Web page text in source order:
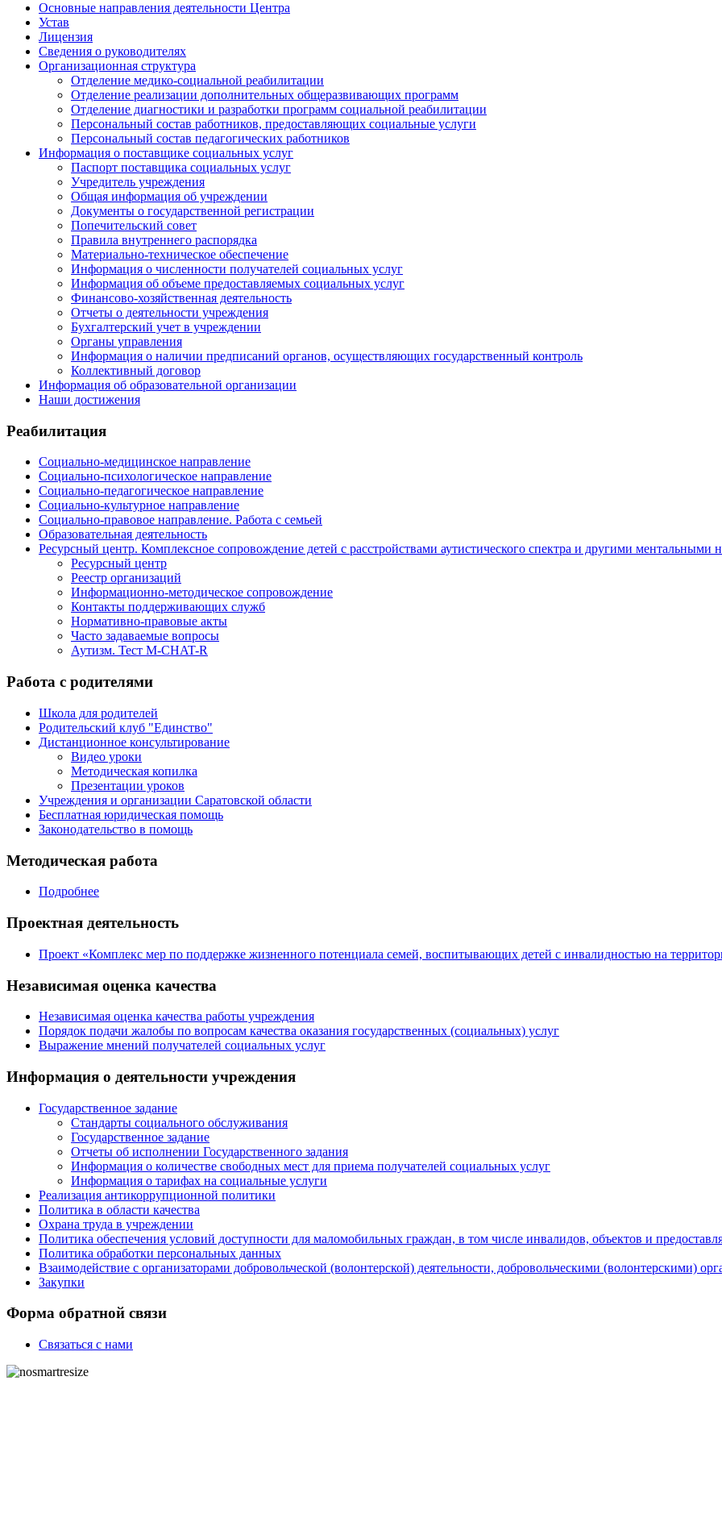
Основные направления деятельности Центра
Устав
Лицензия
Сведения о руководителях
Организационная структура
Отделение медико-социальной реабилитации
Отделение реализации дополнительных общеразвивающих программ
Отделение диагностики и разработки программ социальной реабилитации
Персональный состав работников, предоставляющих социальные услуги
Персональный состав педагогических работников
Информация о поставщике социальных услуг
Паспорт поставщика социальных услуг
Учредитель учреждения
Общая информация об учреждении
Документы о государственной регистрации
Попечительский совет
Правила внутреннего распорядка
Материально-техническое обеспечение
Информация о численности получателей социальных услуг
Информация об объеме предоставляемых социальных услуг
Финансово-хозяйственная деятельность
Отчеты о деятельности учреждения
Бухгалтерский учет в учреждении
Органы управления
Информация о наличии предписаний органов, осуществляющих государственный контроль
Коллективный договор
Информация об образовательной организации
Наши достижения
Реабилитация
Социально-медицинское направление
Социально-психологическое направление
Социально-педагогическое направление
Социально-культурное направление
Социально-правовое направление. Работа с семьей
Образовательная деятельность
Ресурсный центр. Комплексное сопровождение детей с расстройствами аутистического спектра и другими ментальными
Ресурсный центр
Реестр организаций
Информационно-методическое сопровождение
Контакты поддерживающих служб
Нормативно-правовые акты
Часто задаваемые вопросы
Аутизм. Тест M-CHAT-R
Работа с родителями
Школа для родителей
Родительский клуб "Единство"
Дистанционное консультирование
Видео уроки
Методическая копилка
Презентации уроков
Учреждения и организации Саратовской области
Бесплатная юридическая помощь
Законодательство в помощь
Методическая работа
Подробнее
Проектная деятельность
Проект «Комплекс мер по поддержке жизненного потенциала семей, воспитывающих детей с инвалидностью на
Независимая оценка качества
Независимая оценка качества работы учреждения
Порядок подачи жалобы по вопросам качества оказания государственных (социальных) услуг
Выражение мнений получателей социальных услуг
Информация о деятельности учреждения
Государственное задание
Стандарты социального обслуживания
Государственное задание
Отчеты об исполнении Государственного задания
Информация о количестве свободных мест для приема получателей социальных услуг
Информация о тарифах на социальные услуги
Реализация антикоррупционной политики
Политика в области качества
Охрана труда в учреждении
Политика обеспечения условий доступности для маломобильных граждан, в том числе инвалидов, объектов и
Политика обработки персональных данных
Взаимодействие с организаторами добровольческой (волонтерской) деятельности, добровольческими (волонтерскими)
Закупки
Форма обратной связи
Связаться с нами